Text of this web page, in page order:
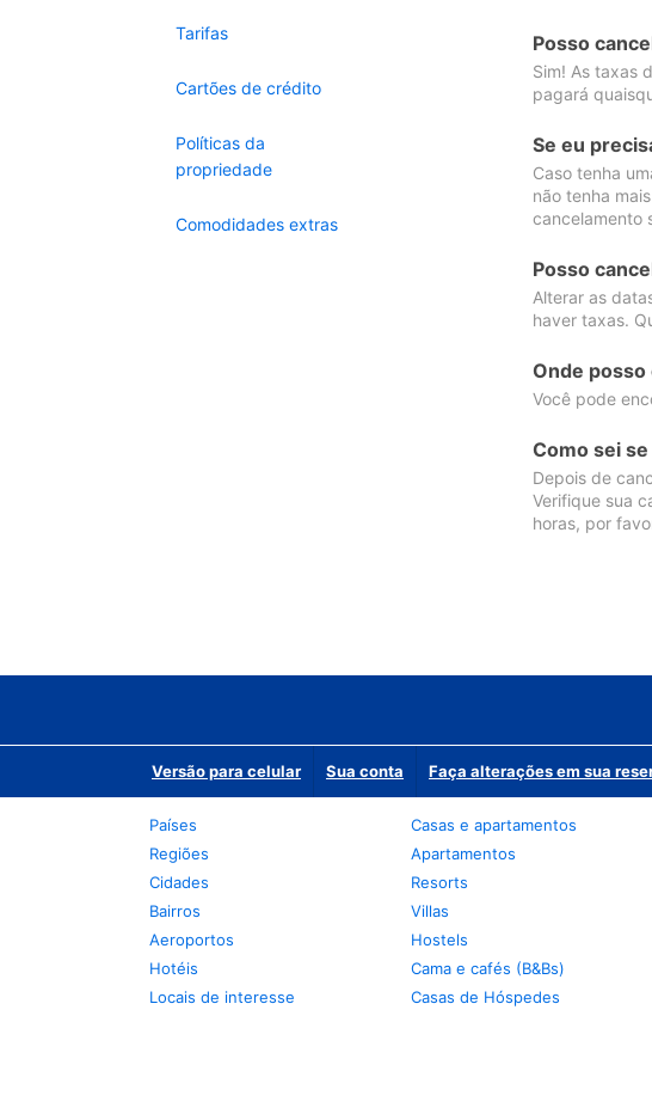
Tarifas
Cartões de crédito
Políticas da
propriedade
Comodidades extras
Posso
Sim! As taxas
pagará
Se eu
Caso tenha
não tenha
cancelamento
Posso
Alterar as
haver taxas.
Onde
Você pode
Como sei
Depois de
Verifique sua
horas, por
Versão para celular Sua conta Faça alterações em sua
Países
Regiões
Cidades
Bairros
Aeroportos
Hotéis
Locais de interesse
Casas e apartamentos
Apartamentos
Resorts
Villas
Hostels
Cama e cafés (B&Bs)
Casas de Hóspedes